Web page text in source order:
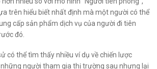
trên hiểu biết nhất định mà một người có thể
cấp sản phẩm dịch vụ của người đi tiên
đó.
có thể tìm thấy nhiều ví dụ về chiến lược
người tham gia thị trường sau nhưng lại